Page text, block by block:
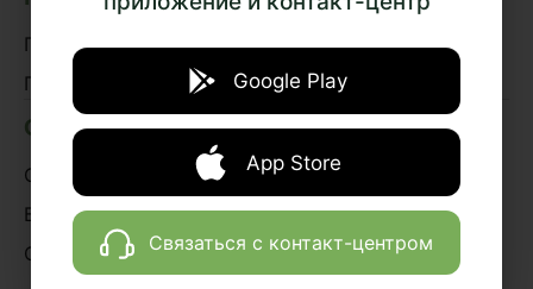
Google Play
App Store
Связаться с контакт-центром
По эффектам
По системам организма
О НАС
О проекте
Блог
Сотрудничество